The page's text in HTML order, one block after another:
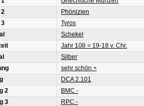
2
Phönizien
3
Tyros
Schekel
Jahr 108 = 19-18 v. Chr.
Silber
sehr schön +
DCA 2.101
2
BMC -
3
RPC -